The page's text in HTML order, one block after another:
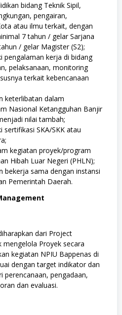
bidang Teknik Sipil,
pengairan,
atau ilmu terkait, dengan
7 tahun / gelar Sarjana
/ gelar Magister (S2);
pengalaman kerja di bidang
pelaksanaan, monitoring
terkait kebencanaan
keterlibatan dalam
Nasional Ketangguhan Banjir
nilai tambah;
SKA/SKK atau
kegiatan proyek/program
Hibah Luar Negeri (PHLN);
bekerja sama dengan instansi
Pemerintah Daerah.
dari Project
Proyek secara
kegiatan NPIU Bappenas di
dengan target indikator dan
perencanaan, pengadaan,
dan evaluasi.